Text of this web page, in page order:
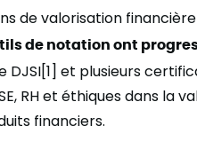
de valorisation
de notation ont
DJSI[1] et plusieurs
RH et éthiques dans la
financiers.